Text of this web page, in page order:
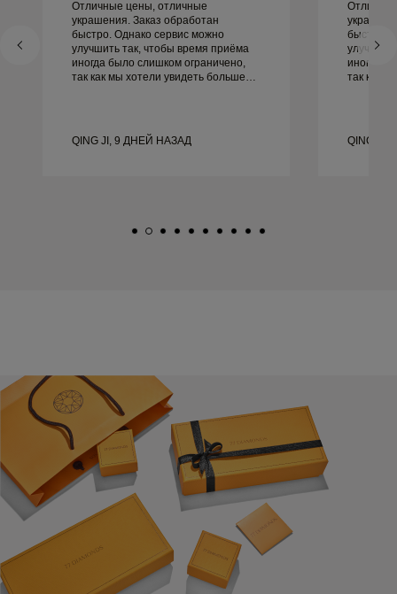
Отличные цены, отличные
украшения. Заказ обработан
быстро. Однако сервис можно
улучшить так, чтобы время приёма
иногда было слишком ограничено,
так как мы хотели увидеть больше
украшения. Жена счастлива.
QING JI, 9 ДНЕЙ НАЗАД
быстро.
иногда
так как
QING JI,